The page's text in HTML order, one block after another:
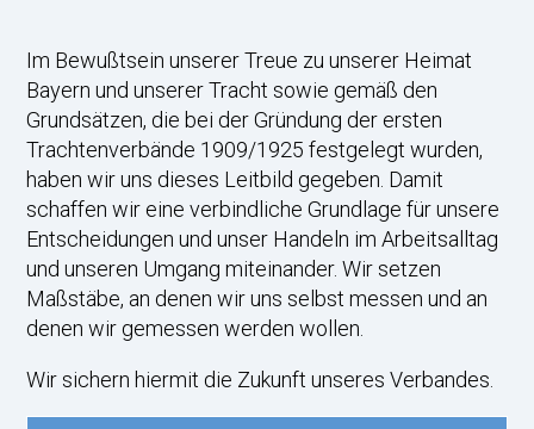
Im Bewußtsein unserer Treue zu unserer Heimat
Bayern und unserer Tracht sowie gemäß den
Grundsätzen, die bei der Gründung der ersten
Trachtenverbände 1909/1925 festgelegt wurden,
haben wir uns dieses Leitbild gegeben. Damit
schaffen wir eine verbindliche Grundlage für unsere
Entscheidungen und unser Handeln im Arbeitsalltag
und unseren Umgang miteinander. Wir setzen
Maßstäbe, an denen wir uns selbst messen und an
denen wir gemessen werden wollen.
Wir sichern hiermit die Zukunft unseres Verbandes.